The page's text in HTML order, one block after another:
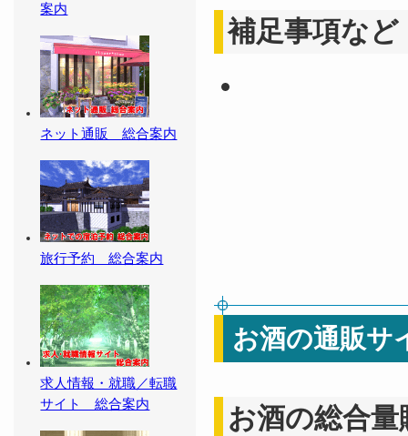
補足事項など
お酒の通販サ
お酒の総合量
案内
ネット通販 総合案内
旅行予約 総合案内
求人情報・就職／転職
サイト 総合案内